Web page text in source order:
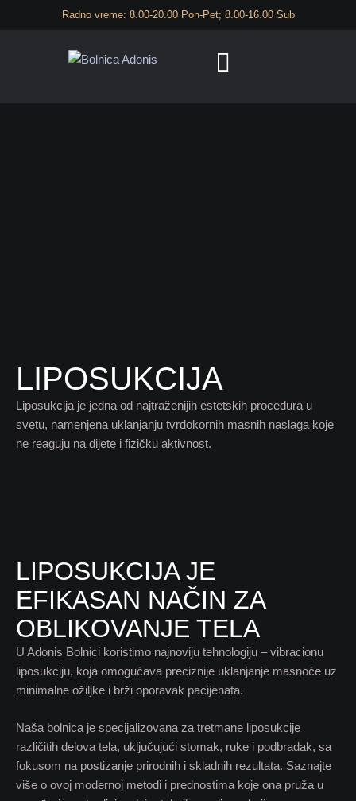
Radno vreme: 8.00-20.00 Pon-Pet; 8.00-16.00 Sub
LIPOSUKCIJA
Liposukcija je jedna od najtraženijih estetskih procedura u
svetu, namenjena uklanjanju tvrdokornih masnih naslaga koje
ne reaguju na dijete i fizičku aktivnost.
LIPOSUKCIJA JE
EFIKASAN NAČIN ZA
OBLIKOVANJE TELA
U Adonis Bolnici koristimo najnoviju tehnologiju – vibracionu
liposukciju, koja omogućava preciznije uklanjanje masnoće uz
minimalne ožiljke i brži oporavak pacijenata.
Naša bolnica je specijalizovana za tretmane liposukcije
različitih delova tela, uključujući stomak, ruke i podbradak, sa
fokusom na postizanje prirodnih i skladnih rezultata. Saznajte
više o ovoj modernoj metodi i prednostima koje ona pruža u